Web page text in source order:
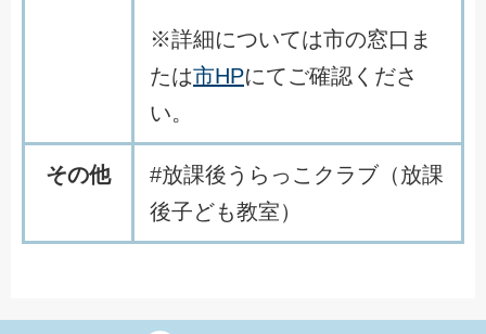
※詳細については市の窓口ま
たは市HPにてご確認くださ
い。
その他
#放課後うらっこクラブ（放課
後子ども教室）